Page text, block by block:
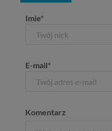
Imie*
E-mail*
Komentarz